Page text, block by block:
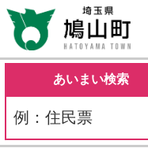
あいまい検索